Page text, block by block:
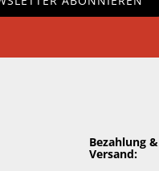
Bezahlung &
Versand: